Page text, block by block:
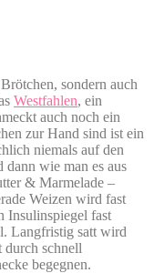
sondern auch
Westfahlen, ein
auch noch ein
zur Hand sind ist ein
niemals auf den
dann wie man es aus
& Marmelade –
Weizen wird fast
Insulinspiegel fast
Langfristig satt wird
durch schnell
begegnen.